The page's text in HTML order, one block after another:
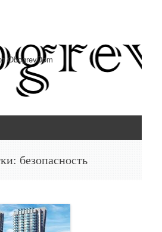
ObogrevDom
безопасность